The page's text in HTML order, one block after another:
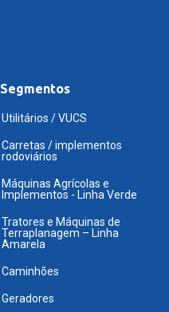
Segmentos
Utilitários / VUCS
Carretas / implementos
rodoviários
Máquinas Agrícolas e
Implementos - Linha Verde
Tratores e Máquinas de
Terraplanagem – Linha
Amarela
Caminhões
Geradores